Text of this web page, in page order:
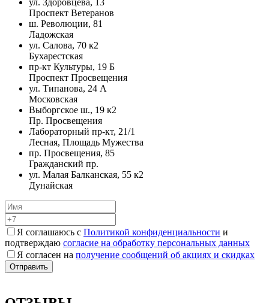
Проспект Ветеранов
ш. Революции, 81
Ладожская
ул. Салова, 70 к2
Бухарестская
пр-кт Культуры, 19 Б
Проспект Просвещения
ул. Типанова, 24 А
Московская
Выборгское ш., 19 к2
Пр. Просвещения
Лабораторный пр-кт, 21/1
Лесная, Площадь Мужества
пр. Просвещения, 85
Гражданский пр.
ул. Малая Балканская, 55 к2
Дунайская
Я соглашаюсь с Политикой конфиденциальности и
подтверждаю согласие на обработку персональных данных
Я согласен на получение сообщений об акциях и скидках